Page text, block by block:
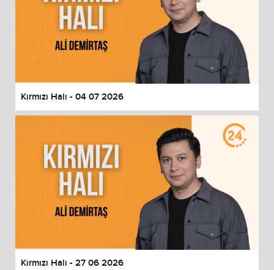
Kırmızı Halı - 04 07 2026
Kırmızı Halı - 27 06 2026